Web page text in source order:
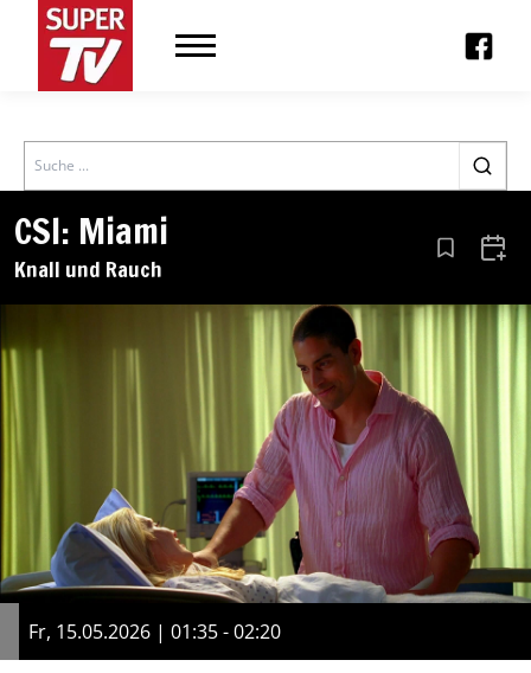
Search
CSI: Miami
Knall und Rauch Aus den
Fr, 15.05.2026 | 01:35 - 02:20